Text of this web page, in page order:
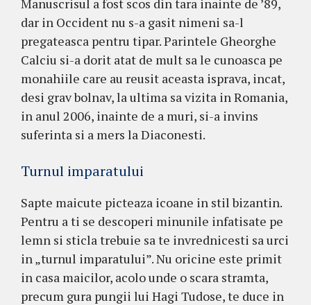
dar in Occident nu s-a gasit nimeni sa-l
pregateasca pentru tipar. Parintele Gheorghe
Calciu si-a dorit atat de mult sa le cunoasca pe
monahiile care au reusit aceasta isprava, incat,
desi grav bolnav, la ultima sa vizita in Romania,
in anul 2006, inainte de a muri, si-a invins
suferinta si a mers la Diaconesti.
Turnul imparatului
Sapte maicute picteaza icoane in stil bizantin.
Pentru a ti se descoperi minunile infatisate pe
lemn si sticla trebuie sa te invrednicesti sa urci
in „turnul imparatului”. Nu oricine este primit
in casa maicilor, acolo unde o scara stramta,
precum gura pungii lui Hagi Tudose, te duce in